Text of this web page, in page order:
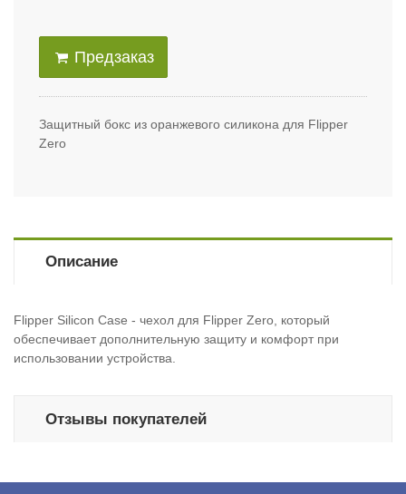
Предзаказ
Защитный бокс из оранжевого силикона для Flipper
Zero
Описание
Flipper Silicon Case - чехол для Flipper Zero, который
обеспечивает дополнительную защиту и комфорт при
использовании устройства.
Отзывы покупателей